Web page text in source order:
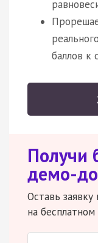
баллов к
Получи
демо-
Оставь
на